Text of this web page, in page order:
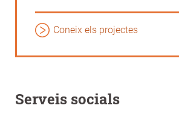
Coneix els projectes
Serveis socials